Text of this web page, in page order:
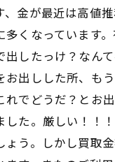
、金が最近は高値
多くなっています
出したっけ？なんて
お出しした所、も
れでどうだ？とお
した。厳しい！！
ょう。しかし買取